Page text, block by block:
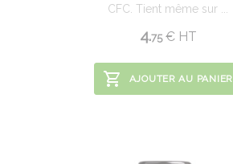
CFC. Tient même sur ...
4.75 €HT
AJOUTER AU PANIER